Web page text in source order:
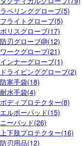
ラペリンググローブ(5)
フライトグローブ(5)
ポリスグローブ(17)
防刃グローブ@(12)
ワークグローブ(21)
インナーグローブ(1)
ドライビンググローブ(2)
防寒手袋(18)
耐水手袋(4)
ボディプロテクター(8)
エルボーパッド(15)
ニーパッド(26)
上下肢プロテクター(16)
防刃用品(12)